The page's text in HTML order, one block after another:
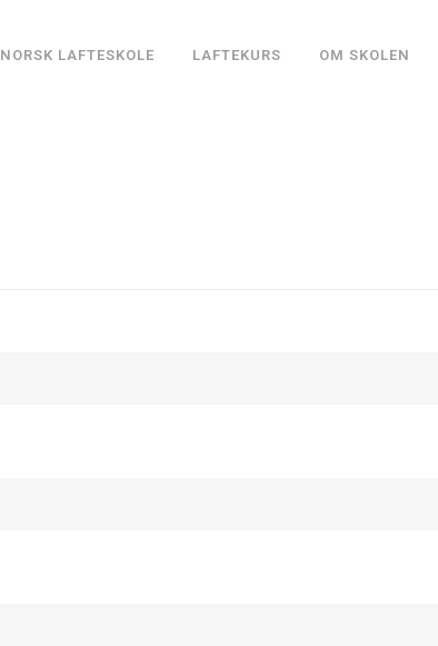
NORSK LAFTESKOLE LAFTEKURS OM SKOLEN